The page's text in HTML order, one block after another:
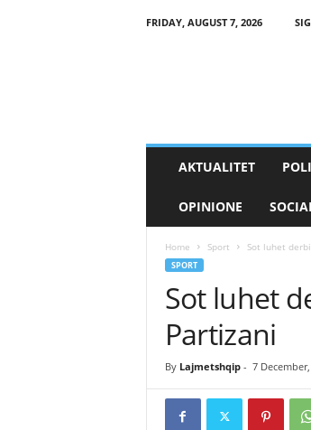
FRIDAY, AUGUST 7, 2026
AKTUALITET
OPINIONE
Home Sport Sot luhet
SPORT
Sot luhet
Partizani
By Lajmetshqip- 7